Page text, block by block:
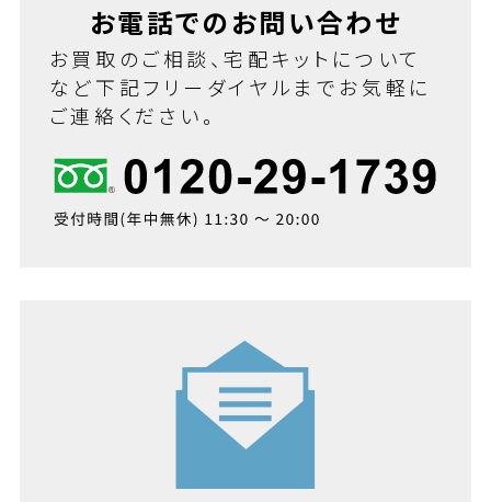
お電話でのお問い合わせ
お買取のご相談、宅配キットについて
など下記フリーダイヤルまでお気軽に
ご連絡ください。